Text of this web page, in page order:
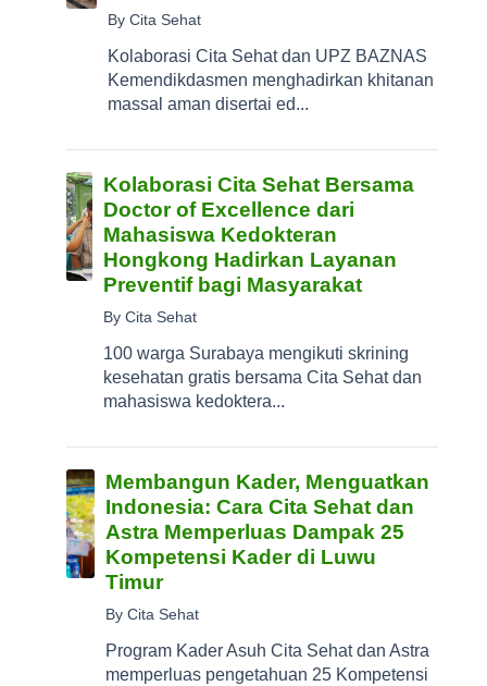
By Cita Sehat
Kolaborasi Cita Sehat dan UPZ BAZNAS
Kemendikdasmen menghadirkan khitanan
massal aman disertai ed...
Kolaborasi Cita Sehat Bersama
Doctor of Excellence dari
Mahasiswa Kedokteran
Hongkong Hadirkan Layanan
Preventif bagi Masyarakat
By Cita Sehat
100 warga Surabaya mengikuti skrining
kesehatan gratis bersama Cita Sehat dan
mahasiswa kedoktera...
Membangun Kader, Menguatkan
Indonesia: Cara Cita Sehat dan
Astra Memperluas Dampak 25
Kompetensi Kader di Luwu
Timur
By Cita Sehat
Program Kader Asuh Cita Sehat dan Astra
memperluas pengetahuan 25 Kompetensi